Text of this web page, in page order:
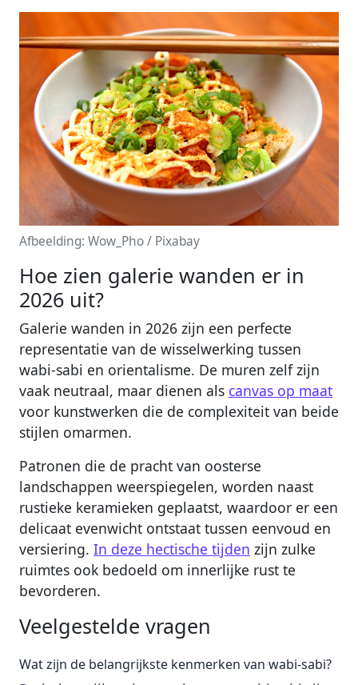
Afbeelding: Wow_Pho / Pixabay
Hoe zien galerie wanden er in
2026 uit?
Galerie wanden in 2026 zijn een perfecte
representatie van de wisselwerking tussen
wabi-sabi en orientalisme. De muren zelf zijn
vaak neutraal, maar dienen als canvas op maat
voor kunstwerken die de complexiteit van beide
stijlen omarmen.
Patronen die de pracht van oosterse
landschappen weerspiegelen, worden naast
rustieke keramieken geplaatst, waardoor er een
delicaat evenwicht ontstaat tussen eenvoud en
versiering. In deze hectische tijden zijn zulke
ruimtes ook bedoeld om innerlijke rust te
bevorderen.
Veelgestelde vragen
Wat zijn de belangrijkste kenmerken van wabi-sabi?